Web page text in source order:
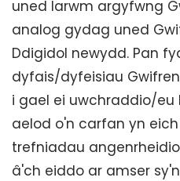
uned larwm argyfwng
analog gydag uned
Ddigidol newydd. Pan
dyfais/dyfeisiau
i gael ei uwchraddio/eu
aelod o'n carfan yn
trefniadau
â'ch eiddo ar amser